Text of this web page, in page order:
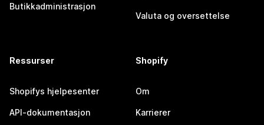
Butikkadministrasjon
Valuta og oversettelse
Ressurser
Shopifys hjelpesenter
API-dokumentasjon
Shopify
Om
Karrierer